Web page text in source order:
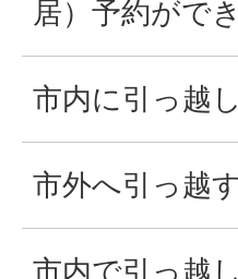
居）予約がで
市内に引っ越
市外へ引っ越
市内で引っ越